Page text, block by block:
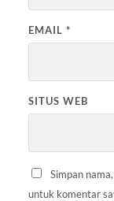
EMAIL *
SITUS WEB
Simpan
untuk komentar